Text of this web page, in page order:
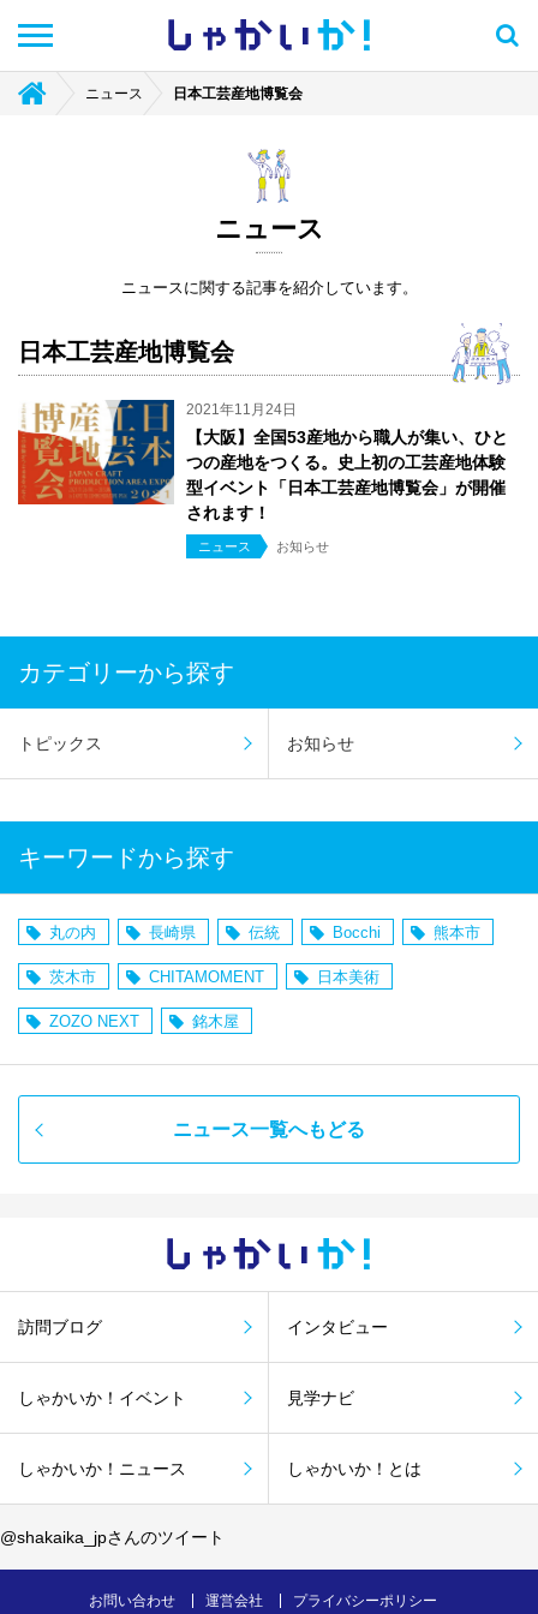
しゃかい か！
ニュース 日本工芸産地博覧会
ニュース
ニュースに関する記事を紹介しています。
日本工芸産地博覧会
2021年11月24日
【大阪】全国53産地から職人が集い、ひと
つの産地をつくる。史上初の工芸産地体験
型イベント「日本工芸産地博覧会」が開催
されます！
ニュース お知らせ
カテゴリーから探す
トピックス お知らせ
キーワードから探す
丸の内 長崎県 伝統 Bocchi 熊本市
茨木市 CHITAMOMENT 日本美術
ZOZO NEXT 銘木屋
ニュース一覧へもどる
しゃかい か！
訪問ブログ インタビュー
しゃかいか！イベント 見学ナビ
しゃかいか！ニュース しゃかいか！とは
@shakaika_jpさんのツイート
お問い合わせ 運営会社 プライバシーポリシー